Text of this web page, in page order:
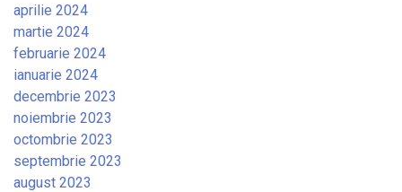
aprilie 2024
martie 2024
februarie 2024
ianuarie 2024
decembrie 2023
noiembrie 2023
octombrie 2023
septembrie 2023
august 2023